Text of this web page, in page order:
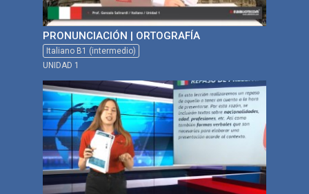
PRONUNCIACIÓN | ORTOGRAFÍA
Italiano B1 (intermedio)
UNIDAD 1